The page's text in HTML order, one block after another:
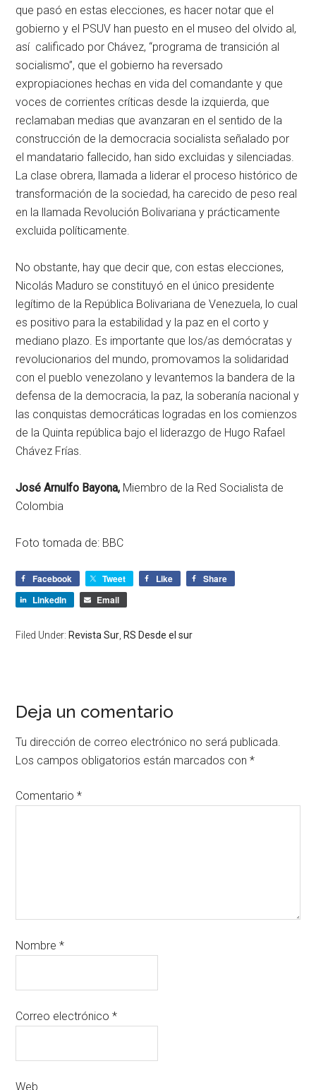
que pasó en estas elecciones, es hacer notar que el
gobierno y el PSUV han puesto en el museo del olvido al,
así calificado por Chávez, “programa de transición al
socialismo”, que el gobierno ha reversado
expropiaciones hechas en vida del comandante y que
voces de corrientes críticas desde la izquierda, que
reclamaban medias que avanzaran en el sentido de la
construcción de la democracia socialista señalado por
el mandatario fallecido, han sido excluidas y silenciadas.
La clase obrera, llamada a liderar el proceso histórico de
transformación de la sociedad, ha carecido de peso real
en la llamada Revolución Bolivariana y prácticamente
excluida políticamente.
No obstante, hay que decir que, con estas elecciones,
Nicolás Maduro se constituyó en el único presidente
legítimo de la República Bolivariana de Venezuela, lo cual
es positivo para la estabilidad y la paz en el corto y
mediano plazo. Es importante que los/as demócratas y
revolucionarios del mundo, promovamos la solidaridad
con el pueblo venezolano y levantemos la bandera de la
defensa de la democracia, la paz, la soberanía nacional y
las conquistas democráticas logradas en los comienzos
de la Quinta república bajo el liderazgo de Hugo Rafael
Chávez Frías.
José Arnulfo Bayona, Miembro de la Red Socialista de
Colombia
Foto tomada de: BBC
Facebook Tweet Like
Share
LinkedIn
Email
Filed Under: Revista Sur RS Desde el sur
Deja un comentario
Tu dirección de correo electrónico no será publicada.
Los campos obligatorios están marcados con*
Comentario*
Nombre*
Correo electrónico*
Web